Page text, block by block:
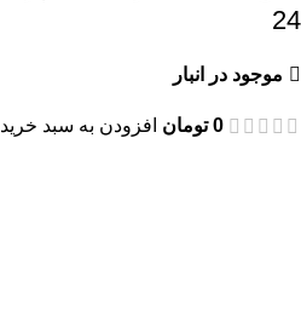
24
موجود در انبار
0 تومان افزودن به سبد خرید